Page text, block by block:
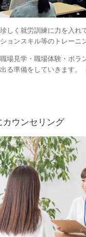
しく就労訓練に力を入れ
ョンスキル等のトレーニ
場見学・職場体験・ボラ
る準備をしていきます。
カウンセリング